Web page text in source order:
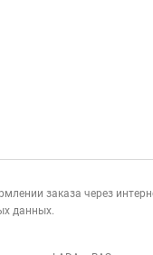
заказа через
данных.